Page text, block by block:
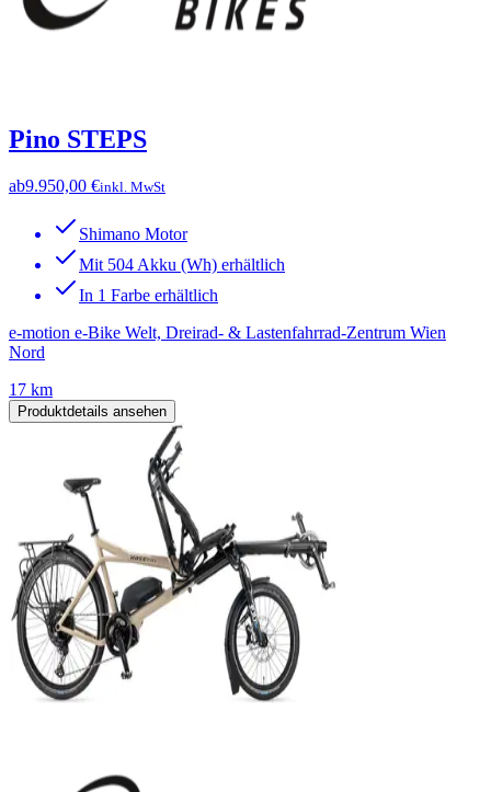
Pino STEPS
ab9.950,00 €inkl. MwSt
Shimano Motor
Mit 504 Akku (Wh) erhältlich
In 1 Farbe erhältlich
e-motion e-Bike Welt, Dreirad- & Lastenfahrrad-Zentrum Wien
Nord
17 km
Produktdetails ansehen